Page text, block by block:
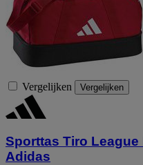
Vergelijken Vergelijken
Sporttas Tiro
Adidas